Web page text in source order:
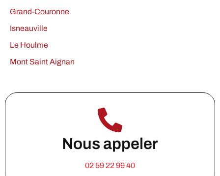
Grand-Couronne
Isneauville
Le Houlme
Mont Saint Aignan
Nous appeler
02 59 22 99 40